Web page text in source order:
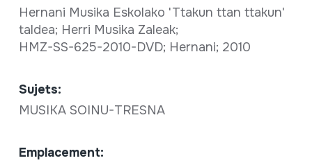
Hernani Musika Eskolako 'Ttakun ttan ttakun'
taldea; Herri Musika Zaleak;
HMZ-SS-625-2010-DVD; Hernani; 2010
Sujets:
MUSIKA SOINU-TRESNA
Emplacement: